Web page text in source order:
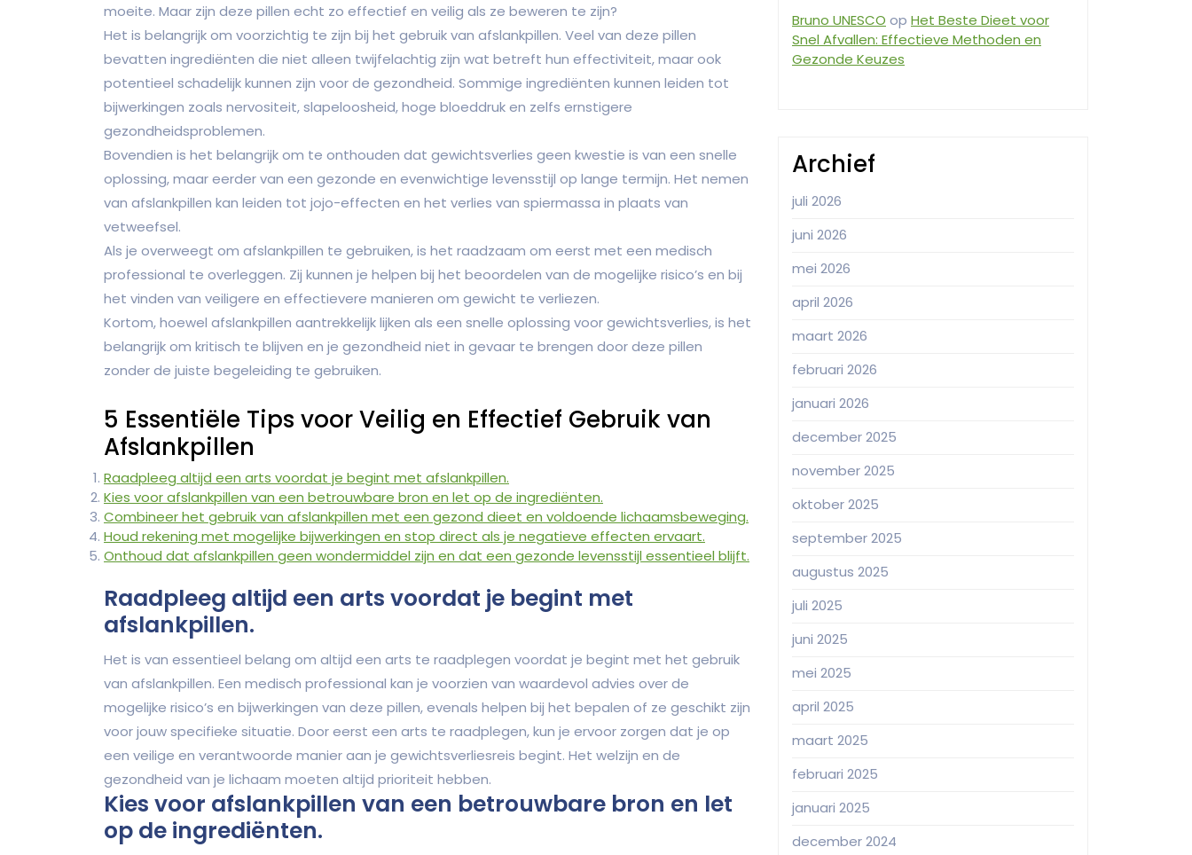
moeite. Maar zijn deze pillen echt zo effectief en veilig als ze beweren te zijn?
Het is belangrijk om voorzichtig te zijn bij het gebruik van afslankpillen. Veel van deze pillen
bevatten ingrediënten die niet alleen twijfelachtig zijn wat betreft hun effectiviteit, maar ook
potentieel schadelijk kunnen zijn voor de gezondheid. Sommige ingrediënten kunnen leiden tot
bijwerkingen zoals nervositeit, slapeloosheid, hoge bloeddruk en zelfs ernstigere
gezondheidsproblemen.
Bovendien is het belangrijk om te onthouden dat gewichtsverlies geen kwestie is van een snelle
oplossing, maar eerder van een gezonde en evenwichtige levensstijl op lange termijn. Het nemen
van afslankpillen kan leiden tot jojo-effecten en het verlies van spiermassa in plaats van
vetweefsel.
Als je overweegt om afslankpillen te gebruiken, is het raadzaam om eerst met een medisch
professional te overleggen. Zij kunnen je helpen bij het beoordelen van de mogelijke risico’s en bij
het vinden van veiligere en effectievere manieren om gewicht te verliezen.
Kortom, hoewel afslankpillen aantrekkelijk lijken als een snelle oplossing voor gewichtsverlies, is het
belangrijk om kritisch te blijven en je gezondheid niet in gevaar te brengen door deze pillen
zonder de juiste begeleiding te gebruiken.
5 Essentiële Tips voor Veilig en Effectief Gebruik van
Afslankpillen
Raadpleeg altijd een arts voordat je begint met afslankpillen.
Kies voor afslankpillen van een betrouwbare bron en let op de ingrediënten.
Combineer het gebruik van afslankpillen met een gezond dieet en voldoende lichaamsbeweging.
Houd rekening met mogelijke bijwerkingen en stop direct als je negatieve effecten ervaart.
Onthoud dat afslankpillen geen wondermiddel zijn en dat een gezonde levensstijl essentieel blijft.
Raadpleeg altijd een arts voordat je begint met
afslankpillen.
Het is van essentieel belang om altijd een arts te raadplegen voordat je begint met het gebruik
van afslankpillen. Een medisch professional kan je voorzien van waardevol advies over de
mogelijke risico’s en bijwerkingen van deze pillen, evenals helpen bij het bepalen of ze geschikt zijn
voor jouw specifieke situatie. Door eerst een arts te raadplegen, kun je ervoor zorgen dat je op
een veilige en verantwoorde manier aan je gewichtsverliesreis begint. Het welzijn en de
gezondheid van je lichaam moeten altijd prioriteit hebben.
Kies voor afslankpillen van een betrouwbare bron en let
op de ingrediënten.
Bruno UNESCO op Het Beste Dieet voor
Snel Afvallen: Effectieve Methoden en
Gezonde Keuzes
Archief
juli 2026
juni 2026
mei 2026
april 2026
maart 2026
februari 2026
januari 2026
december 2025
november 2025
oktober 2025
september 2025
augustus 2025
juli 2025
juni 2025
mei 2025
april 2025
maart 2025
februari 2025
januari 2025
december 2024